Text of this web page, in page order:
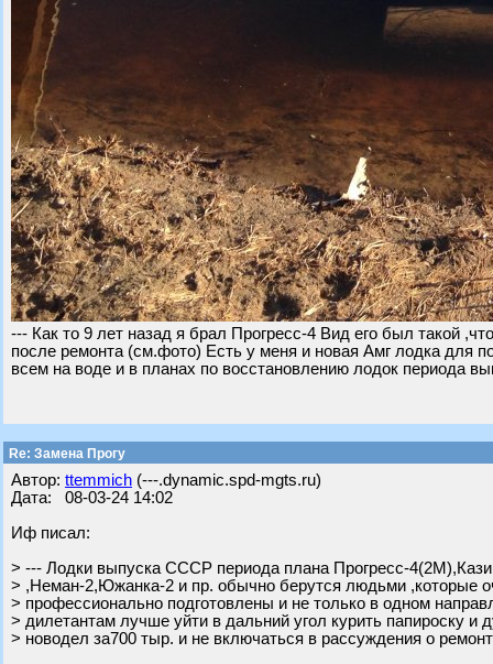
--- Как то 9 лет назад я брал Прогресс-4 Вид его был такой
после ремонта (см.фото) Есть у меня и новая Амг лодка для
всем на воде и в планах по восстановлению лодок периода
Re: Замена Прогу
Автор: ttemmich (---.dynamic.spd-mgts.ru)
Дата: 08-03-24 14:02
Иф писал:
> --- Лодки выпуска СССР периода плана Прогресс-
> ,Неман-2,Южанка-2 и пр. обычно берутся людьми ,которые
> профессионально подготовлены и не только в одном
> дилетантам лучше уйти в дальний угол курить папироску и
> новодел за700 тыр. и не включаться в рассуждения о